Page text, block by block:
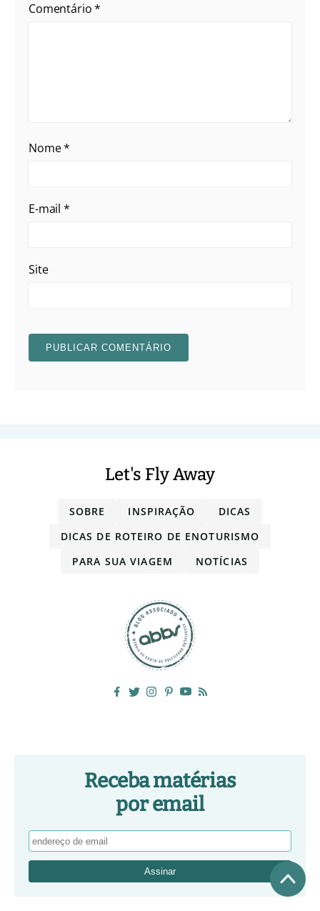
Comentário*
Nome*
E-mail *
Site
Let's Fly Away
SOBRE INSPIRAÇÃO
DICAS
DICAS DE ROTEIRO DE ENOTURISMO
PARA SUA VIAGEM
NOTÍCIAS
Receba matérias
por email